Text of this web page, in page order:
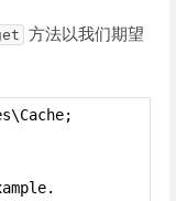
方法以我们期望